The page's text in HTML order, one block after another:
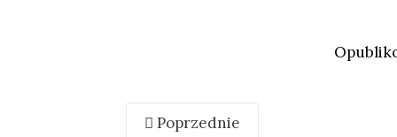
Poprzednie